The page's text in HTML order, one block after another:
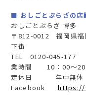
■ おしごとぷらざの店
おしごとぷらざ 博多
〒812-0012 福岡県福
下街
TEL 0120-045-177
業時間 10：00～20
定休日 年中無休
Facebookhttps://